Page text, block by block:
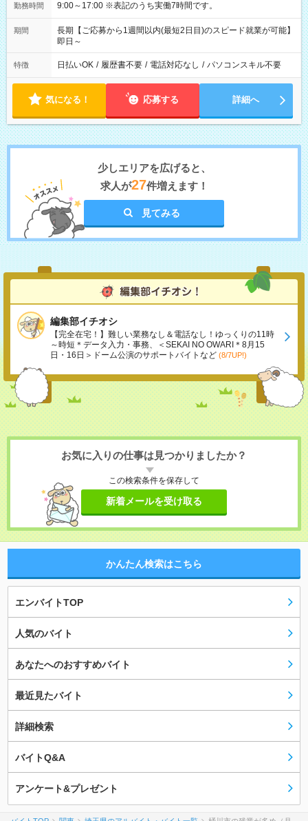
勤務時間 9:00～17:00 ※表記のうち実働7時間です。
期間
長期【ご応募から1週間以内(最短2日目)のスピード就業が可能】
即日～
特徴 日払いOK / 履歴書不要 / 電話対応なし / パソコンスキル不要
気になる！ 応募する 詳細へ
少しエリアを広げると、
求人が27件増えます！
見てみる
編集部イチオシ
【完全在宅！】難しい業務なし＆電話なし！ゆっくりの11時
～時短＊データ入力・事務、＜SEKAI NO OWARI＊8月15
日・16日＞ドーム公演のサポートバイトなど (8/7UP!)
お気に入りの仕事は見つかりましたか？
この検索条件を保存して
新着メールを受け取る
かんたん検索はこちら
エンバイトTOP
人気のバイト
あなたへのおすすめバイト
最近見たバイト
詳細検索
バイトQ&A
アンケート&プレゼント